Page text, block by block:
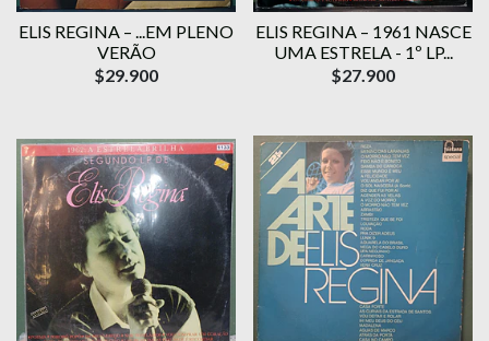
ELIS REGINA – ...EM PLENO
VERÃO
$29.900
ELIS REGINA – 1961 NASCE
UMA ESTRELA - 1º LP...
$27.900